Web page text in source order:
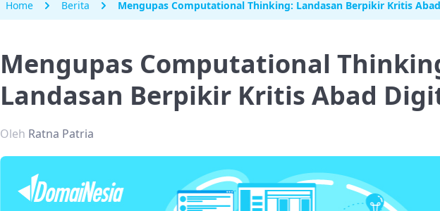
Home Berita Mengupas Computational Thinking: Landasan Berpikir Kritis
Mengupas Computational
Landasan Berpikir Kritis Abad
Oleh Ratna Patria